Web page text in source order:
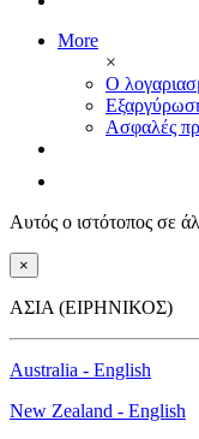
More
×
Ο
Ασφαλές
Αυτός ο ιστότοπος σε
×
ΑΣΙΑ (ΕΙΡΗΝΙΚΟΣ)
Australia - English
New Zealand - English